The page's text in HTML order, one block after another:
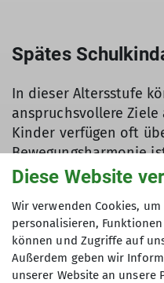
Spätes
In dieser Altersstufe
anspruchsvollere
Kinder verfügen oft
Bewegungsharmonie
Körperkraft nimmt zu.
überschritten werden.
auch ihre Lei-
Mehrtagestouren mit
entsprechender
Diese Website
Wir verwenden Cookies,
personalisieren,
können und Zugriffe auf
Außerdem geben wir
unserer Website an unsere